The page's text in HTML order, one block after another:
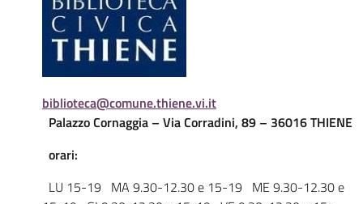
biblioteca@comune.thiene.vi.it
Palazzo Cornaggia – Via Corradini, 89 – 36016 THIENE
orari:
LU 15-19 MA 9.30-12.30 e 15-19 ME 9.30-12.30 e